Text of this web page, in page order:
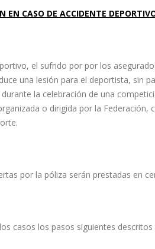
EN CASO DE ACCIDENTE
el sufrido por por los
una lesión para el deportista, sin
la celebración de una
o dirigida por la
por la póliza serán prestadas en
casos los pasos siguientes